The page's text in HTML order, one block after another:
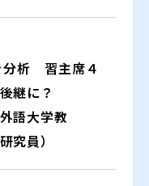
分析 習主席４
後継に？
語大学教
究員）